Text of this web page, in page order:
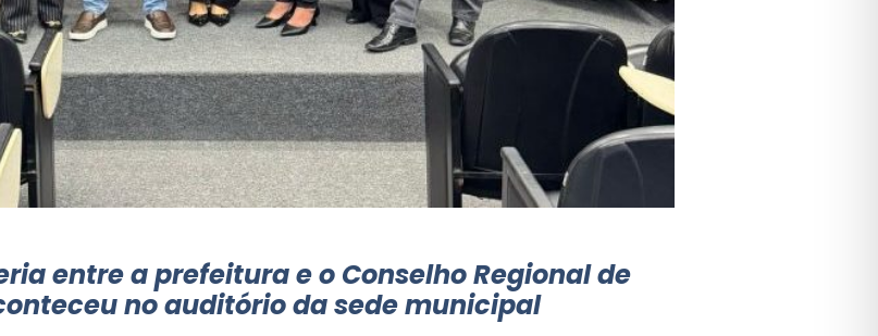
entre a prefeitura e o Conselho Regional de
no auditório da sede municipal